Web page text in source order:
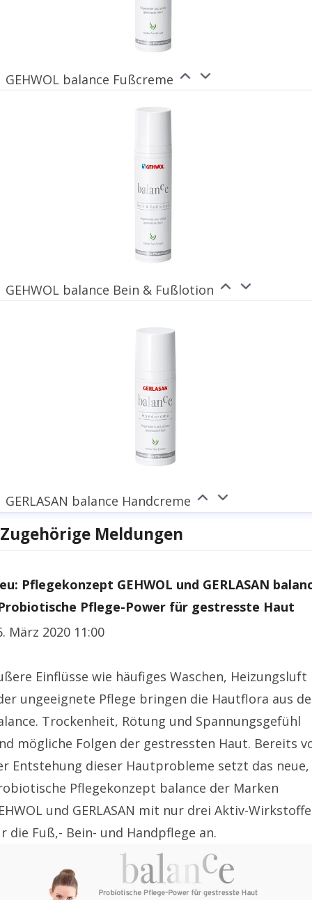
GEHWOL balance Fußcreme
GEHWOL balance Bein & Fußlotion
GERLASAN balance Handcreme
Zugehörige Meldungen
Pflegekonzept GEHWOL und GERLASAN
Pflege-Power für gestresste Haut
März 2020 11:00
Einflüsse wie häufiges Waschen, Heizungsluft
ungeeignete Pflege bringen die Hautflora aus
Trockenheit, Rötung und Spannungsgefühl
mögliche Folgen der gestressten Haut. Bereits
Entstehung dieser Hautprobleme setzt das neue,
Pflegekonzept balance der Marken
und GERLASAN mit nur drei Aktiv-
die Fuß,- Bein- und Handpflege an.